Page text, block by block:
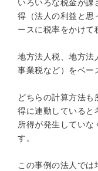
いろいろな税金が課
得（法人の利益と思
ースに税率をかけて
地方法人税、地方法
事業税など）をベー
どちらの計算方法
得に連動していると
所得が発生していな
す。
この事例の法人で